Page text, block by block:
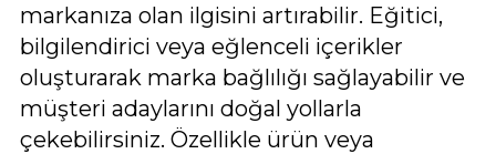
markanıza olan ilgisini artırabilir. Eğitici,
bilgilendirici veya eğlenceli içerikler
oluşturarak marka bağlılığı sağlayabilir ve
müşteri adaylarını doğal yollarla
çekebilirsiniz. Özellikle ürün veya